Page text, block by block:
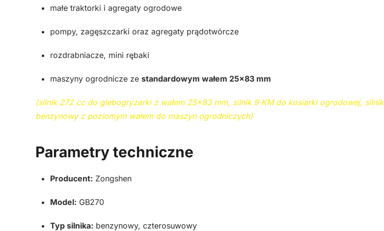
małe traktorki i agregaty ogrodowe
pompy, zagęszczarki oraz agregaty prądotwórcze
rozdrabniacze, mini rębaki
maszyny ogrodnicze ze standardowym wałem 25×83 mm
(silnik 272 cc do glebogryzarki z wałem 25×83 mm, silnik 9 KM do kosiarki ogrodowej, silnik
benzynowy z poziomym wałem do maszyn ogrodniczych)
Parametry techniczne
Producent: Zongshen
Model: GB270
Typ silnika: benzynowy, czterosuwowy